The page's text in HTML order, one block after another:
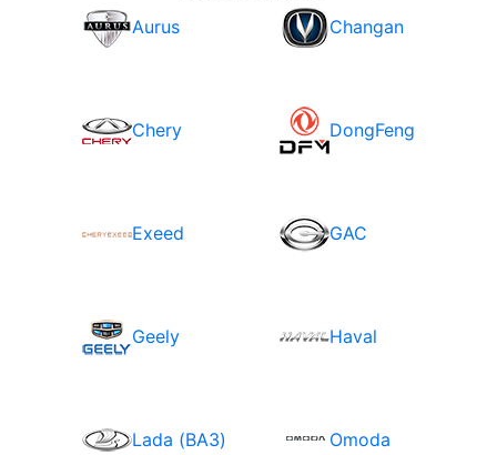
Aurus Changan
Chery DongFeng
Exeed GAC
Geely Haval
Lada (ВАЗ) Omoda